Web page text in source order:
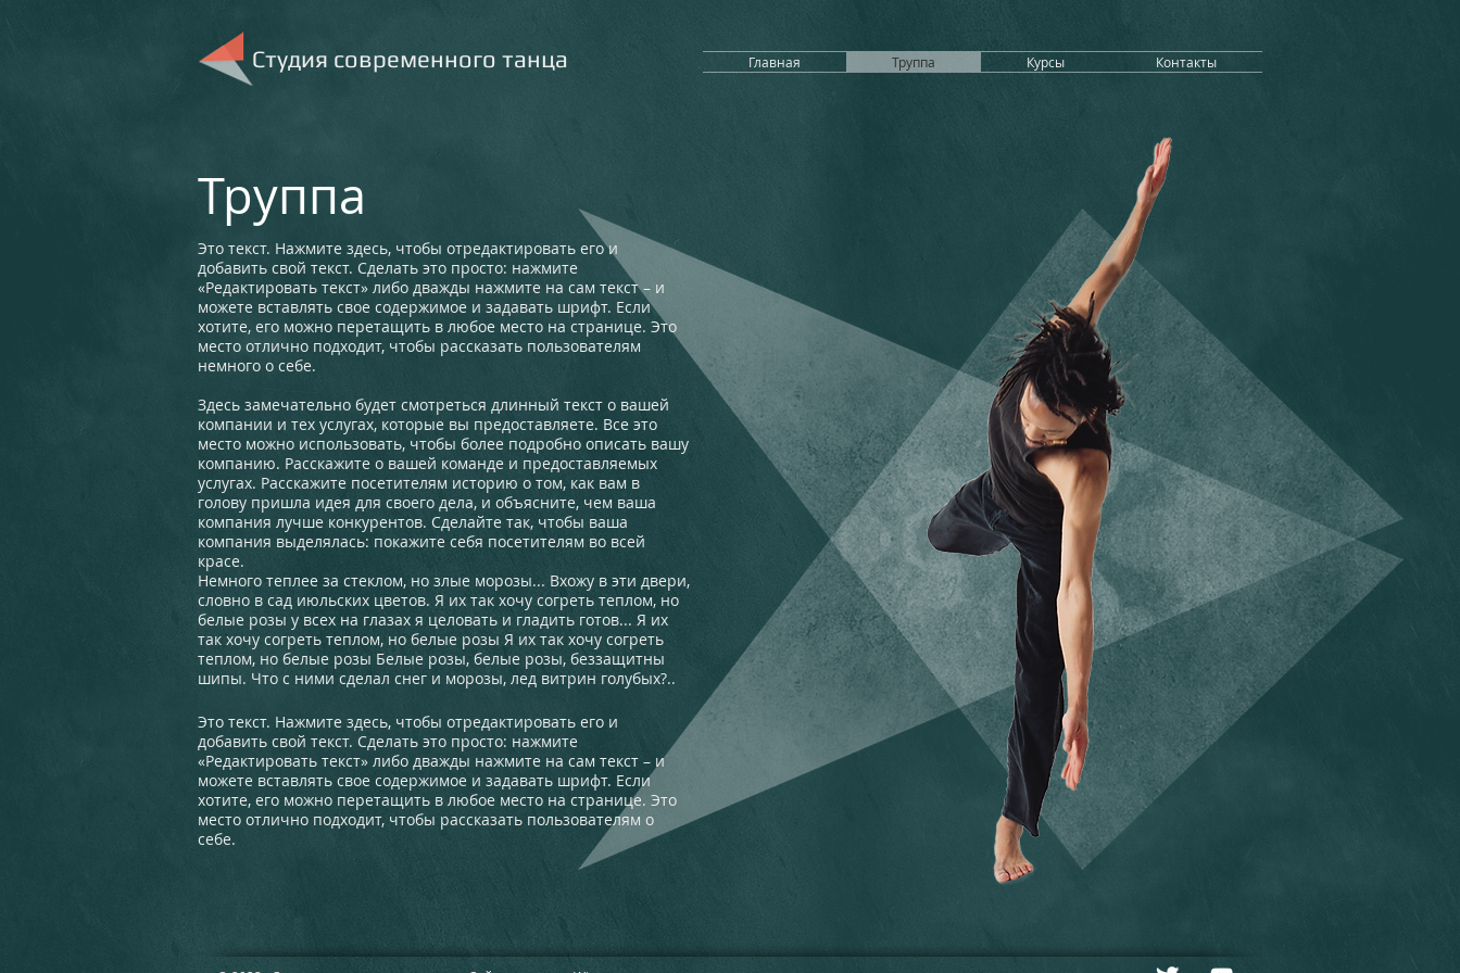
​Студия современного танца Главная Труппа Курсы Контакты
Труппа
Это текст. Нажмите здесь, чтобы отредактировать его и
добавить свой текст. Сделать это просто: нажмите
«Редактировать текст» либо дважды нажмите на сам текст – и
можете вставлять свое содержимое и задавать шрифт. Если
хотите, его можно перетащить в любое место на странице. Это
место отлично подходит, чтобы рассказать пользователям
немного о себе.
Здесь замечательно будет смотреться длинный текст о вашей
компании и тех услугах, которые вы предоставляете. Все это
место можно использовать, чтобы более подробно описать вашу
компанию. Расскажите о вашей команде и предоставляемых
услугах. Расскажите посетителям историю о том, как вам в
голову пришла идея для своего дела, и объясните, чем ваша
компания лучше конкурентов. Сделайте так, чтобы ваша
компания выделялась: покажите себя посетителям во всей
красе.
Немного теплее за стеклом, но злые морозы... Вхожу в эти двери,
словно в сад июльских цветов. Я их так хочу согреть теплом, но
белые розы у всех на глазах я целовать и гладить готов... Я их
так хочу согреть теплом, но белые розы Я их так хочу согреть
теплом, но белые розы Белые розы, белые розы, беззащитны
шипы. Что с ними сделал снег и морозы, лед витрин голубых?..​
Это текст. Нажмите здесь, чтобы отредактировать его и
добавить свой текст. Сделать это просто: нажмите
«Редактировать текст» либо дважды нажмите на сам текст – и
можете вставлять свое содержимое и задавать шрифт. Если
хотите, его можно перетащить в любое место на странице. Это
место отлично подходит, чтобы рассказать пользователям о
себе.